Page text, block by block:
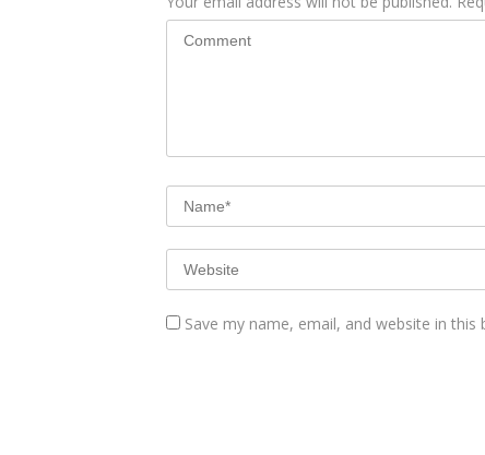
Save my name, email, and website in